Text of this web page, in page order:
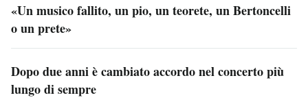
«Un musico fallito, un pio, un teorete, un Bertoncelli
o un prete»
Dopo due anni è cambiato accordo nel concerto più
lungo di sempre